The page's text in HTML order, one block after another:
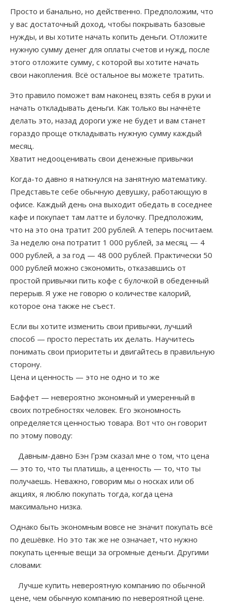
Просто и банально, но действенно. Предположим, что
у вас достаточный доход, чтобы покрывать базовые
нужды, и вы хотите начать копить деньги. Отложите
нужную сумму денег для оплаты счетов и нужд, после
этого отложите сумму, с которой вы хотите начать
свои накопления. Всё остальное вы можете тратить.
Это правило поможет вам наконец взять себя в руки и
начать откладывать деньги. Как только вы начнёте
делать это, назад дороги уже не будет и вам станет
гораздо проще откладывать нужную сумму каждый
месяц.
Хватит недооценивать свои денежные привычки
Когда-то давно я наткнулся на занятную математику.
Представьте себе обычную девушку, работающую в
офисе. Каждый день она выходит обедать в соседнее
кафе и покупает там латте и булочку. Предположим,
что на это она тратит 200 рублей. А теперь посчитаем.
За неделю она потратит 1 000 рублей, за месяц — 4
000 рублей, а за год — 48 000 рублей. Практически 50
000 рублей можно сэкономить, отказавшись от
простой привычки пить кофе с булочкой в обеденный
перерыв. Я уже не говорю о количестве калорий,
которое она также не съест.
Если вы хотите изменить свои привычки, лучший
способ — просто перестать их делать. Научитесь
понимать свои приоритеты и двигайтесь в правильную
сторону.
Цена и ценность — это не одно и то же
Баффет — невероятно экономный и умеренный в
своих потребностях человек. Его экономность
определяется ценностью товара. Вот что он говорит
по этому поводу:
Давным-давно Бэн Грэм сказал мне о том, что цена
— это то, что ты платишь, а ценность — то, что ты
получаешь. Неважно, говорим мы о носках или об
акциях, я люблю покупать тогда, когда цена
максимально низка.
Однако быть экономным вовсе не значит покупать всё
по дешёвке. Но это так же не означает, что нужно
покупать ценные вещи за огромные деньги. Другими
словами:
Лучше купить невероятную компанию по обычной
цене, чем обычную компанию по невероятной цене.